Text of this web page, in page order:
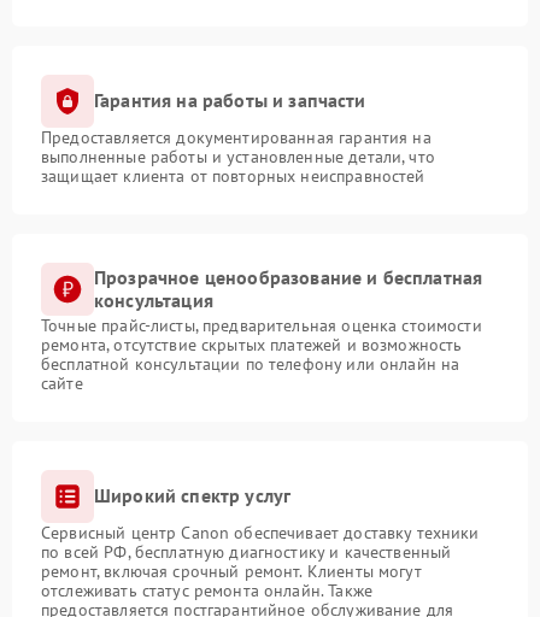
Гарантия на работы и запчасти
Предоставляется документированная гарантия на
выполненные работы и установленные детали, что
защищает клиента от повторных неисправностей
Прозрачное ценообразование и бесплатная
консультация
Точные прайс-листы, предварительная оценка стоимости
ремонта, отсутствие скрытых платежей и возможность
бесплатной консультации по телефону или онлайн на
сайте
Широкий спектр услуг
Сервисный центр Canon обеспечивает доставку техники
по всей РФ, бесплатную диагностику и качественный
ремонт, включая срочный ремонт. Клиенты могут
отслеживать статус ремонта онлайн. Также
предоставляется постгарантийное обслуживание для